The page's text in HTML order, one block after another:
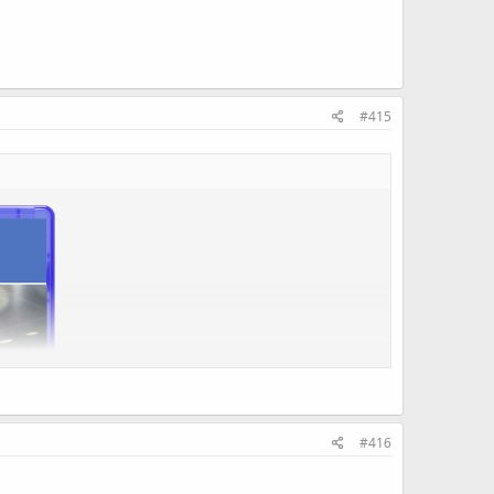
#415
#416